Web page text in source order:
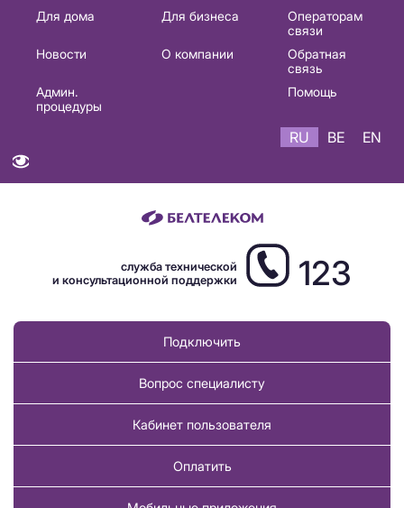
Основная
навигация
Для дома Для бизнеса
Операторам
связи
Новости
О компании
Обратная
связь
Админ.
процедуры
Помощь
RU BE EN
служба технической
и консультационной поддержки
123
Подключить
Вопрос специалисту
Кабинет пользователя
Оплатить